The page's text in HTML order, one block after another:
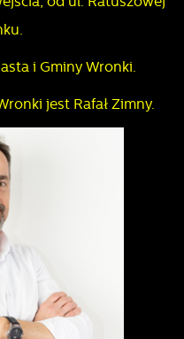
i Gminy Wronki.
jest Rafał Zimny.